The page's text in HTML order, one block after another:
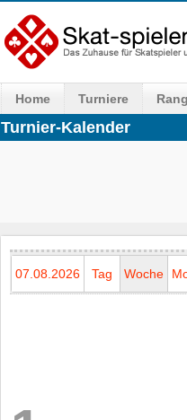
Home Turniere
Turnier-Kalender
07.08.2026 Tag Woche